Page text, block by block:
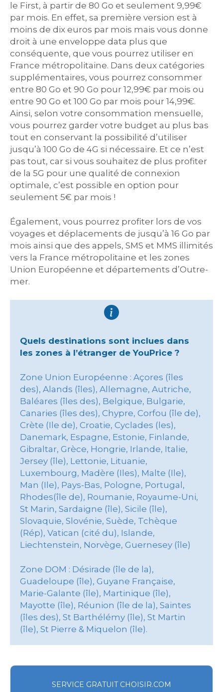
le First, à partir de 80 Go et seulement 9,99€
par mois. En effet, sa première version est à
moins de dix euros par mois mais vous donne
droit à une enveloppe data plus que
conséquente, que vous pourrez utiliser en
France métropolitaine. Dans deux catégories
supplémentaires, vous pourrez consommer
entre 80 Go et 90 Go pour 12,99€ par mois ou
entre 90 Go et 100 Go par mois pour 14,99€.
Ainsi, selon votre consommation mensuelle,
vous pourrez garder votre budget au plus bas
tout en conservant la possibilité d’utiliser
jusqu’à 100 Go de 4G si nécessaire. Et ce n’est
pas tout, car si vous souhaitez de plus profiter
de la 5G pour une qualité de connexion
optimale, c’est possible en option pour
seulement 5€ par mois !
Également, vous pourrez profiter lors de vos
voyages et déplacements de jusqu’à 16 Go par
mois ainsi que des appels, SMS et MMS illimités
vers la France métropolitaine et les zones
Union Européenne et départements d’Outre-
mer.
Quels destinations sont inclues dans
les zones à l’étranger de YouPrice ?
Zone Union Européenne : Açores (îles
des), Alands (îles), Allemagne, Autriche,
Baléares (îles des), Belgique, Bulgarie,
Canaries (îles des), Chypre, Corfou (île de),
Crète (Ile de), Croatie, Cyclades (les),
Danemark, Espagne, Estonie, Finlande,
Gibraltar, Grèce, Hongrie, Irlande, Italie,
Jersey (île), Lettonie, Lituanie,
Luxembourg, Madère (Iles), Malte (Ile),
Man (Ile), Pays-Bas, Pologne, Portugal,
Rhodes(île de), Roumanie, Royaume-Uni,
St Marin, Sardaigne (île), Sicile (île),
Slovaquie, Slovénie, Suède, Tchèque
(Rép), Vatican (cité du), Islande,
Liechtenstein, Norvège, Guernesey (île)
Zone DOM : Désirade (île de la),
Guadeloupe (île), Guyane Française,
Marie-Galante (île), Martinique (île),
Mayotte (île), Réunion (île de la), Saintes
(îles des), St Barthélémy (île), St Martin
(île), St Pierre & Miquelon (île).
SERVICE GRATUIT CHOISIR.COM